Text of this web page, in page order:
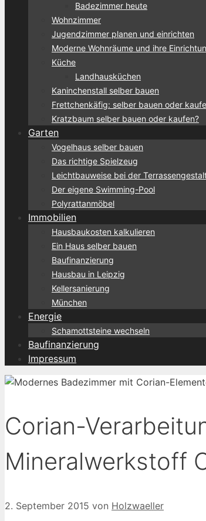
Badezimmer heute
Wohnzimmer
Jugendzimmer planen und einrichten
Moderne Wohnräume und ihre
Küche
Landhausküchen
Kaninchenstall selber bauen
Frettchenkäfig: selber bauen oder
Kratzbaum selber bauen oder kaufen?
Garten
Vogelhaus selber bauen
Das richtige Spielzeug
Leichtbauweise bei der
Der eigene Swimming-Pool
Polyrattanmöbel
Immobilien
Hausbaukosten kalkulieren
Ein Haus selber bauen
Baufinanzierung
Hausbau in Leipzig
Kellersanierung
München
Energie
Schamottsteine wechseln
Baufinanzierung
Impressum
Corian-
Mineralwerkstoff
2. September 2015 von Holzwaeller